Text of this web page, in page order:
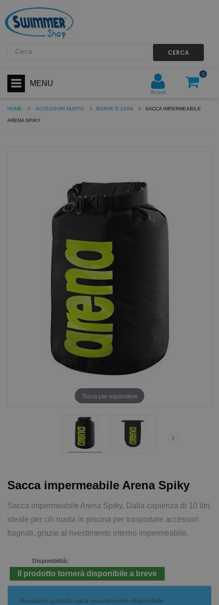
CERCA
MENU
0
Accedi
HOME ACCESSORI NUOTO BORSE E ZAINI SACCA IMPERMEABILE
ARENA SPIKY
Tocca per espandere
Sacca impermeabile Arena Spiky
Sacca impermeabile Arena Spiky. Dalla capienza di 10 litri,
ideale per cih nuota in piscina per trasportare accessori
bagnati, grazie al rivestimento interno impermeabile.
Disponibilità:
Il prodotto tornerà disponibile a breve
Avvisami quando sarà nuovamente disponibile